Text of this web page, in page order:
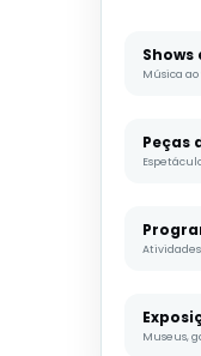
Música
Peças
Museus,